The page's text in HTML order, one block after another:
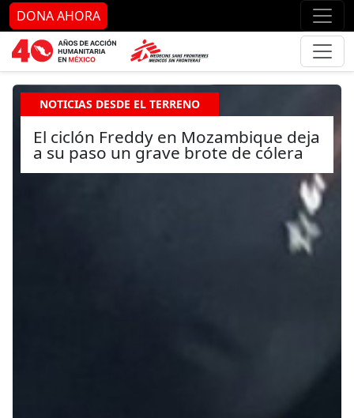
Ir al contenido principal Ir
DONA AHORA
NOTICIAS DESDE EL TERRENO
El ciclón Freddy en Mozambique deja
a su paso un grave brote de cólera